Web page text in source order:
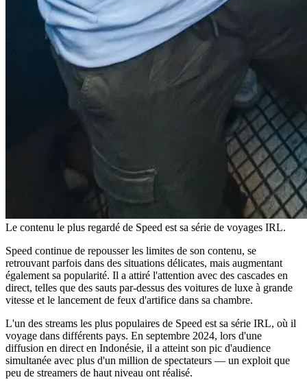
Le contenu le plus regardé de Speed est sa série de voyages IRL.
Speed continue de repousser les limites de son contenu, se
retrouvant parfois dans des situations délicates, mais augmentant
également sa popularité. Il a attiré l'attention avec des cascades en
direct, telles que des sauts par-dessus des voitures de luxe à grande
vitesse et le lancement de feux d'artifice dans sa chambre.
L'un des streams les plus populaires de Speed est sa série IRL, où il
voyage dans différents pays. En septembre 2024, lors d'une
diffusion en direct en Indonésie, il a atteint son pic d'audience
simultanée avec plus d'un million de spectateurs — un exploit que
peu de streamers de haut niveau ont réalisé.